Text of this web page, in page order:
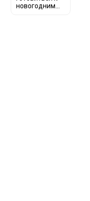
новогодним...